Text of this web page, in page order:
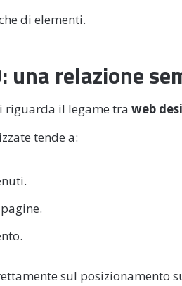
di elementi.
una relazione
riguarda il legame tra web
tende a:
sul posizionamento